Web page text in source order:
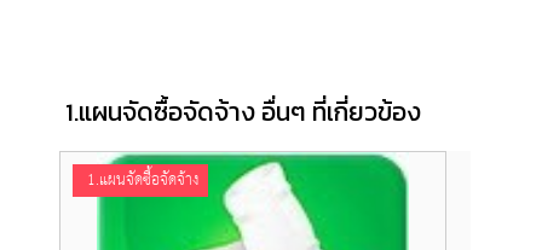
1.แผนจัดซื้อจัดจ้าง อื่นๆ ที่เกี่ยวข้อง
1.แผนจัดซื้อจัดจ้าง